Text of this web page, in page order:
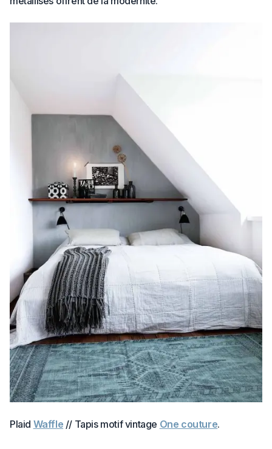
Plaid Waffle // Tapis motif vintage One couture.